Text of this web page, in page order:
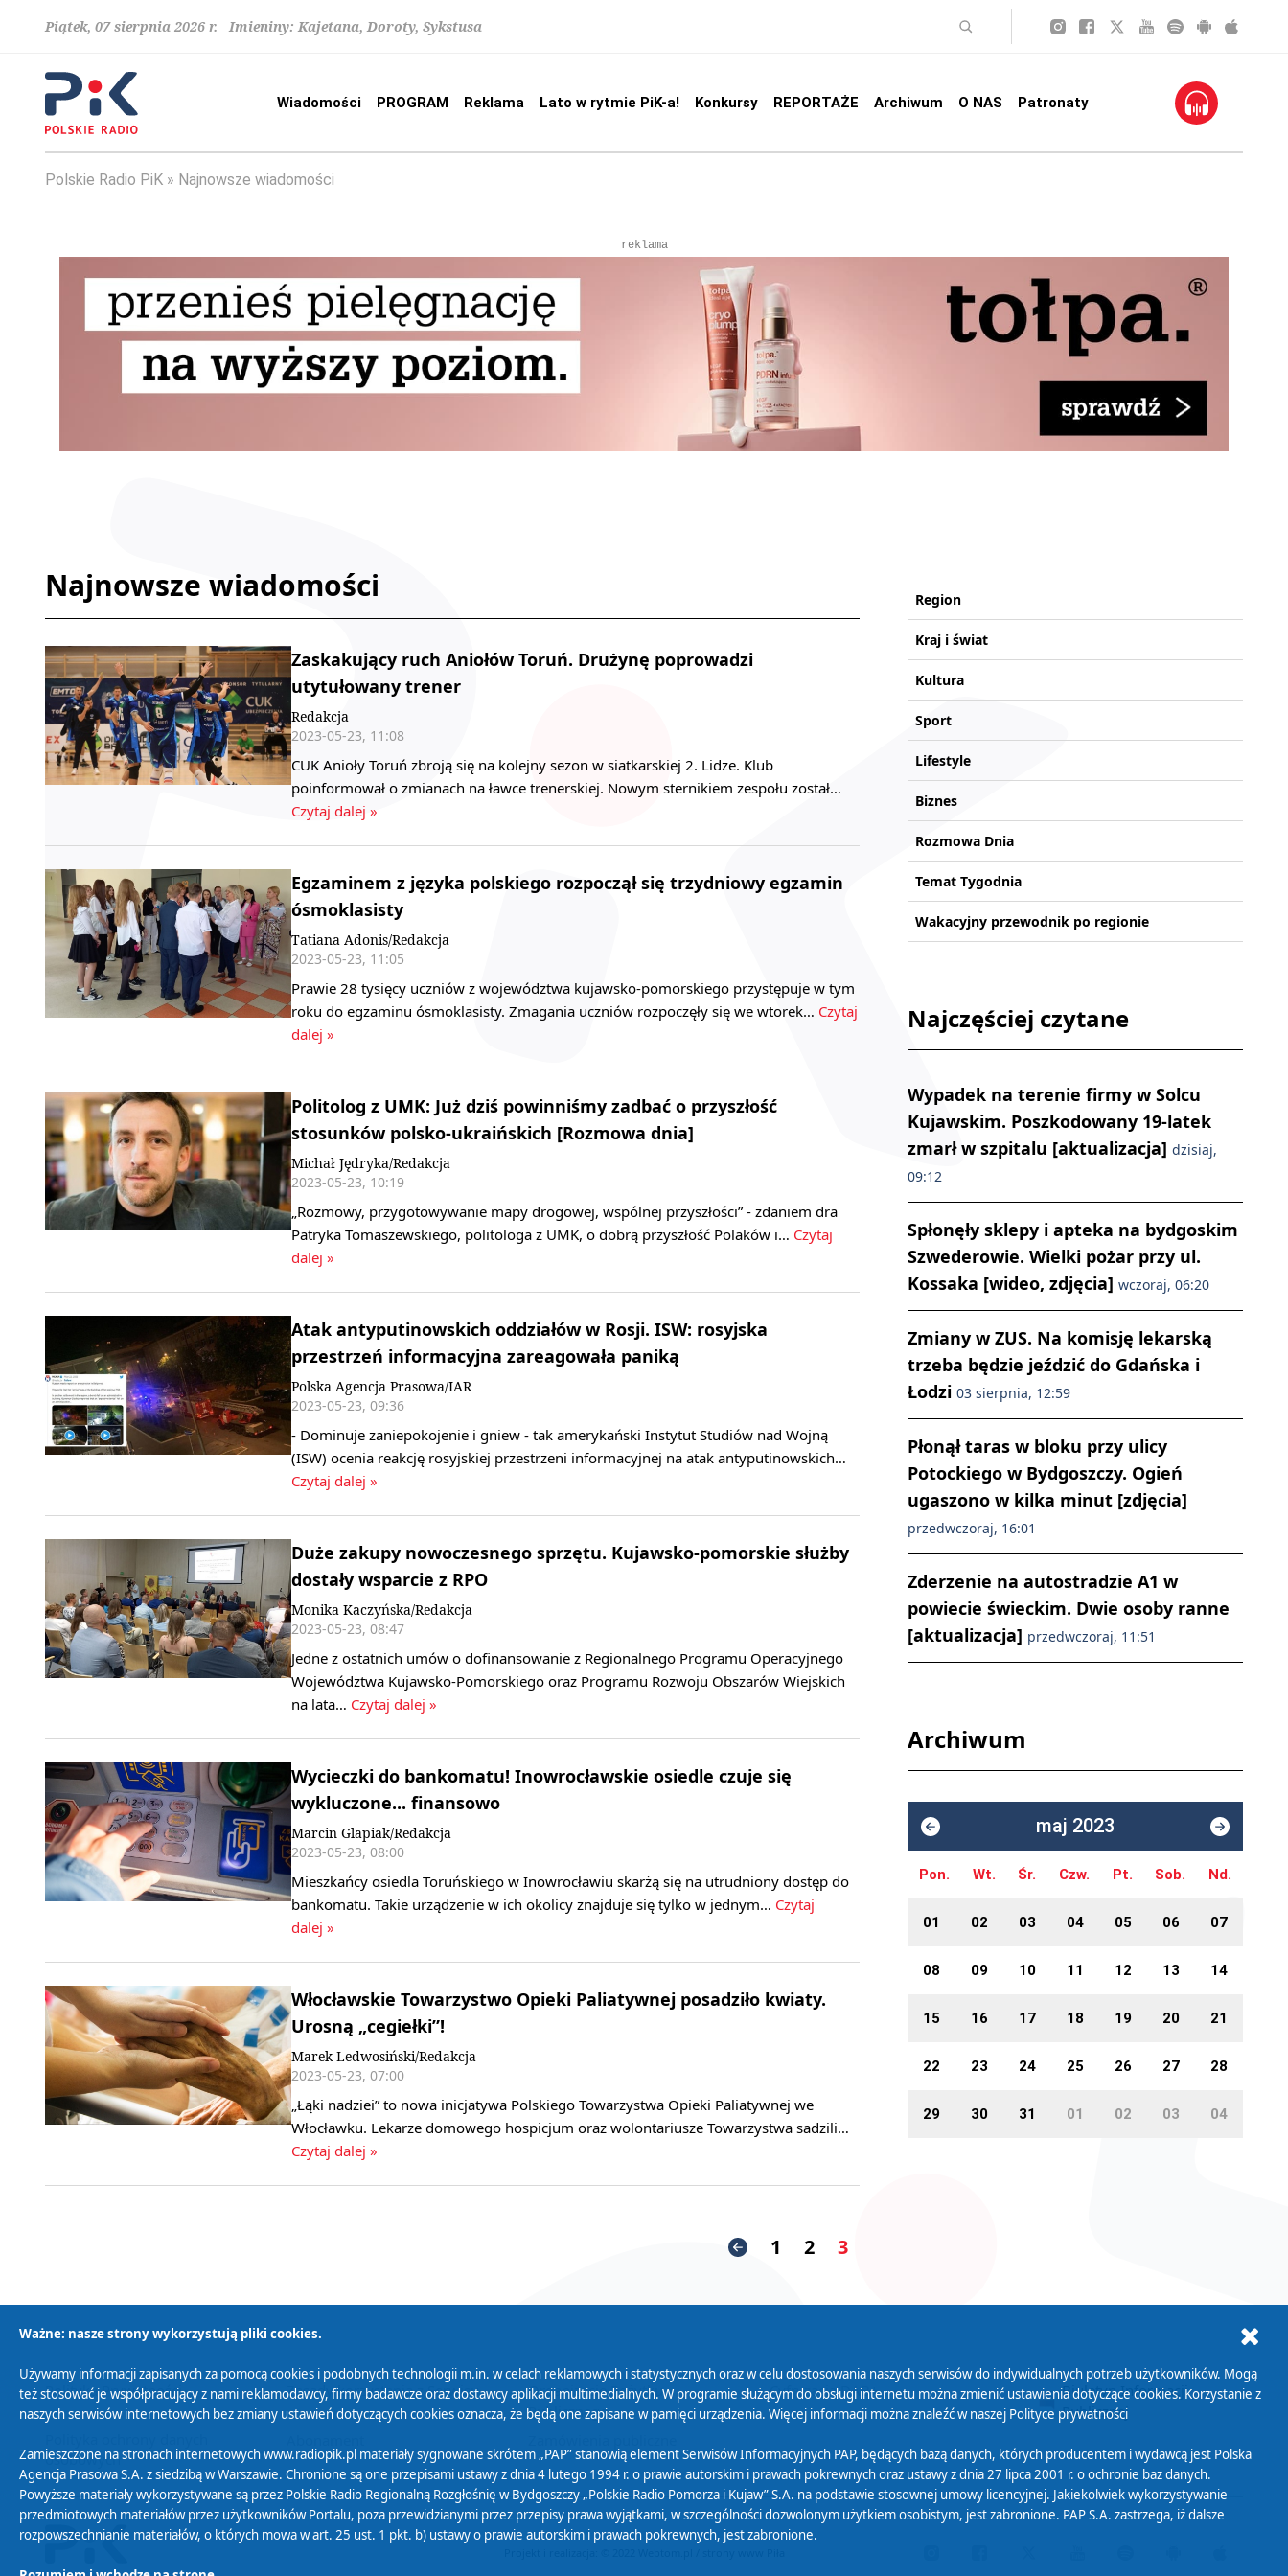
Piątek, 07 sierpnia 2026 r. Imieniny: Kajetana, Doroty, Sykstusa
Wiadomości PROGRAM Reklama Lato w rytmie PiK-a! Konkursy REPORTAŻE Archiwum O NAS Patronaty
Polskie Radio PiK Najnowsze wiadomości
reklama
Najnowsze wiadomości
Zaskakujący ruch Aniołów Toruń. Drużynę poprowadzi
utytułowany trener
Redakcja
2023-05-23, 11:08
CUK Anioły Toruń zbroją się na kolejny sezon w siatkarskiej 2. Lidze. Klub
poinformował o zmianach na ławce trenerskiej. Nowym sternikiem zespołu został…
Czytaj dalej »
Egzaminem z języka polskiego rozpoczął się trzydniowy egzamin
ósmoklasisty
Tatiana Adonis/Redakcja
2023-05-23, 11:05
Prawie 28 tysięcy uczniów z województwa kujawsko-pomorskiego przystępuje w tym
roku do egzaminu ósmoklasisty. Zmagania uczniów rozpoczęły się we wtorek… Czytaj
dalej »
Politolog z UMK: Już dziś powinniśmy zadbać o przyszłość
stosunków polsko-ukraińskich [Rozmowa dnia]
Michał Jędryka/Redakcja
2023-05-23, 10:19
„Rozmowy, przygotowywanie mapy drogowej, wspólnej przyszłości” - zdaniem dra
Patryka Tomaszewskiego, politologa z UMK, o dobrą przyszłość Polaków i… Czytaj
dalej »
Atak antyputinowskich oddziałów w Rosji. ISW: rosyjska
przestrzeń informacyjna zareagowała paniką
Polska Agencja Prasowa/IAR
2023-05-23, 09:36
- Dominuje zaniepokojenie i gniew - tak amerykański Instytut Studiów nad Wojną
(ISW) ocenia reakcję rosyjskiej przestrzeni informacyjnej na atak antyputinowskich…
Czytaj dalej »
Duże zakupy nowoczesnego sprzętu. Kujawsko-pomorskie służby
dostały wsparcie z RPO
Monika Kaczyńska/Redakcja
2023-05-23, 08:47
Jedne z ostatnich umów o dofinansowanie z Regionalnego Programu Operacyjnego
Województwa Kujawsko-Pomorskiego oraz Programu Rozwoju Obszarów Wiejskich
na lata… Czytaj dalej »
Wycieczki do bankomatu! Inowrocławskie osiedle czuje się
wykluczone... finansowo
Marcin Glapiak/Redakcja
2023-05-23, 08:00
Mieszkańcy osiedla Toruńskiego w Inowrocławiu skarżą się na utrudniony dostęp do
bankomatu. Takie urządzenie w ich okolicy znajduje się tylko w jednym… Czytaj
dalej »
Włocławskie Towarzystwo Opieki Paliatywnej posadziło kwiaty.
Urosną „cegiełki”!
Marek Ledwosiński/Redakcja
2023-05-23, 07:00
„Łąki nadziei” to nowa inicjatywa Polskiego Towarzystwa Opieki Paliatywnej we
Włocławku. Lekarze domowego hospicjum oraz wolontariusze Towarzystwa sadzili…
Czytaj dalej »
1 2 3
Region
Kraj i świat
Kultura
Sport
Lifestyle
Biznes
Rozmowa Dnia
Temat Tygodnia
Wakacyjny przewodnik po regionie
Najczęściej czytane
Wypadek na terenie firmy w Solcu
Kujawskim. Poszkodowany 19-latek
zmarł w szpitalu [aktualizacja] dzisiaj,
09:12
Spłonęły sklepy i apteka na bydgoskim
Szwederowie. Wielki pożar przy ul.
Kossaka [wideo, zdjęcia] wczoraj, 06:20
Zmiany w ZUS. Na komisję lekarską
trzeba będzie jeździć do Gdańska i
Łodzi 03 sierpnia, 12:59
Płonął taras w bloku przy ulicy
Potockiego w Bydgoszczy. Ogień
ugaszono w kilka minut [zdjęcia]
przedwczoraj, 16:01
Zderzenie na autostradzie A1 w
powiecie świeckim. Dwie osoby ranne
[aktualizacja] przedwczoraj, 11:51
Archiwum
maj 2023
Pon. Wt. Śr. Czw. Pt. Sob. Nd.
01 02 03 04 05 06 07
08 09 10 11 12 13 14
15 16 17 18 19 20 21
22 23 24 25 26 27 28
29 30 31 01 02 03 04
Polityka Prywatności Zasady korzystania z Serwisu
Organizacje Pożytku
Publicznego
Cyfryzacja DAB+
osobowych
Biuletyn Informacji
Publicznej
Ważne: nasze strony wykorzystują pliki cookies.
Używamy informacji zapisanych za pomocą cookies i podobnych technologii m.in. w celach reklamowych i statystycznych oraz w celu dostosowania naszych serwisów do indywidualnych potrzeb użytkowników. Mogą
też stosować je współpracujący z nami reklamodawcy, firmy badawcze oraz dostawcy aplikacji multimedialnych. W programie służącym do obsługi internetu można zmienić ustawienia dotyczące cookies. Korzystanie z
naszych serwisów internetowych bez zmiany ustawień dotyczących cookies oznacza, że będą one zapisane w pamięci urządzenia. Więcej informacji można znaleźć w naszej Polityce prywatności
Zamieszczone na stronach internetowych www.radiopik.pl materiały sygnowane skrótem „PAP” stanowią element Serwisów Informacyjnych PAP, będących bazą danych, których producentem i wydawcą jest Polska
Agencja Prasowa S.A. z siedzibą w Warszawie. Chronione są one przepisami ustawy z dnia 4 lutego 1994 r. o prawie autorskim i prawach pokrewnych oraz ustawy z dnia 27 lipca 2001 r. o ochronie baz danych.
Powyższe materiały wykorzystywane są przez Polskie Radio Regionalną Rozgłośnię w Bydgoszczy „Polskie Radio Pomorza i Kujaw” S.A. na podstawie stosownej umowy licencyjnej. Jakiekolwiek wykorzystywanie
przedmiotowych materiałów przez użytkowników Portalu, poza przewidzianymi przez przepisy prawa wyjątkami, w szczególności dozwolonym użytkiem osobistym, jest zabronione. PAP S.A. zastrzega, iż dalsze
rozpowszechnianie materiałów, o których mowa w art. 25 ust. 1 pkt. b) ustawy o prawie autorskim i prawach pokrewnych, jest zabronione.